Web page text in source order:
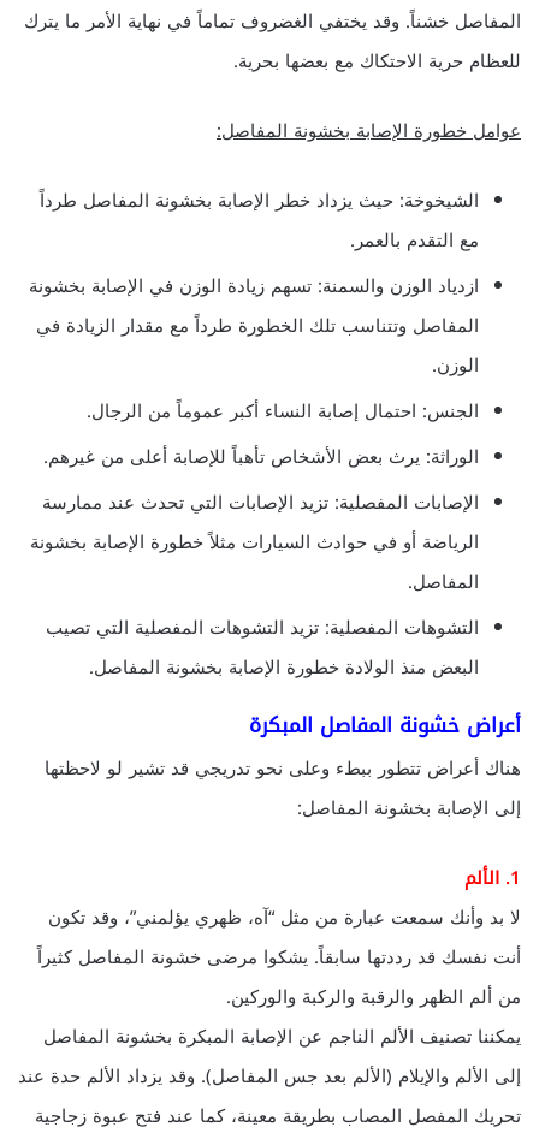
المفاصل خشناً. وقد يختفي الغضروف تماماً في نهاية الأمر ما يترك
للعظام حرية الاحتكاك مع بعضها بحرية.
عوامل خطورة الإصابة بخشونة المفاصل:
الشيخوخة: حيث يزداد خطر الإصابة بخشونة المفاصل طرداً
مع التقدم بالعمر.
ازدياد الوزن والسمنة: تسهم زيادة الوزن في الإصابة بخشونة
المفاصل وتتناسب تلك الخطورة طرداً مع مقدار الزيادة في
الوزن.
الجنس: احتمال إصابة النساء أكبر عموماً من الرجال.
الوراثة: يرث بعض الأشخاص تأهباً للإصابة أعلى من غيرهم.
الإصابات المفصلية: تزيد الإصابات التي تحدث عند ممارسة
الرياضة أو في حوادث السيارات مثلاً خطورة الإصابة بخشونة
المفاصل.
التشوهات المفصلية: تزيد التشوهات المفصلية التي تصيب
البعض منذ الولادة خطورة الإصابة بخشونة المفاصل.
أعراض خشونة المفاصل المبكرة
هناك أعراض تتطور ببطء وعلى نحو تدريجي قد تشير لو لاحظتها
إلى الإصابة بخشونة المفاصل:
1. الألم
لا بد وأنك سمعت عبارة من مثل “آه، ظهري يؤلمني”، وقد تكون
أنت نفسك قد رددتها سابقاً. يشكوا مرضى خشونة المفاصل كثيراً
من ألم الظهر والرقبة والركبة والوركين.
يمكننا تصنيف الألم الناجم عن الإصابة المبكرة بخشونة المفاصل
إلى الألم والإيلام (الألم بعد جس المفاصل). وقد يزداد الألم حدة عند
تحريك المفصل المصاب بطريقة معينة، كما عند فتح عبوة زجاجية